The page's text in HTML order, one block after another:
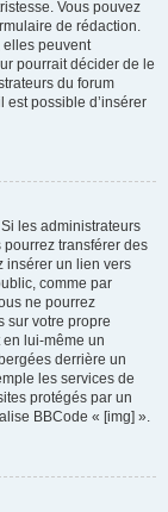
Vous pouvez
de rédaction.
elles peuvent
pourrait décider de le
du forum
est possible d’insérer
les administrateurs
pourrez transférer des
insérer un lien vers
comme par
ne pourrez
sur votre propre
lui-même un
derrière un
les services de
protégés par un
BBCode « [img] ».